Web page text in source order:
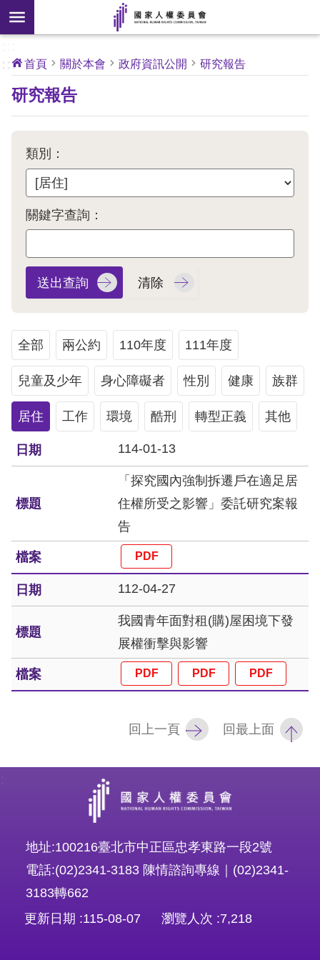
前往主要內容區塊
搜
尋
開
新
核
心
人
權
關
於
本
會
最
人
權
業
務
核
人
權
約
陳
情
申
人
礙
捷
鍵
:::
首頁 關於本會 政府資訊公開 研究報告
研究報告
類別：
關鍵字查詢：
全部 兩公約 110年度 111年度
兒童及少年 身心障礙者 性別 健康 族群
居住 工作 環境 酷刑 轉型正義 其他
114-01-13
「探究國內強制拆遷戶在適足居
住權所受之影響」委託研究案報
告
112-04-27
我國青年面對租(購)屋困境下發
展權衝擊與影響
回上一頁 回最上面
地址:100216臺北市中正區忠孝東路一段2號
電話:(02)2341-3183 陳情諮詢專線｜(02)2341-
3183轉662
更新日期
115-08-07 瀏覽人次 7,218